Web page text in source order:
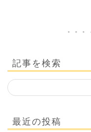
記事を検索
最近の投稿